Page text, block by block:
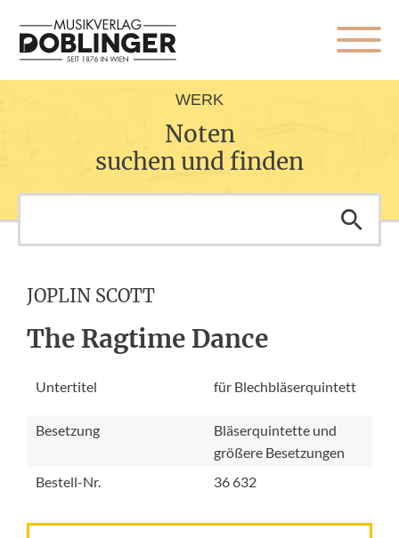
WERK
Noten
suchen und finden
JOPLIN SCOTT
The Ragtime Dance
Untertitel für Blechbläserquintett
Besetzung
Bläserquintette und
größere Besetzungen
Bestell-Nr.
36 632